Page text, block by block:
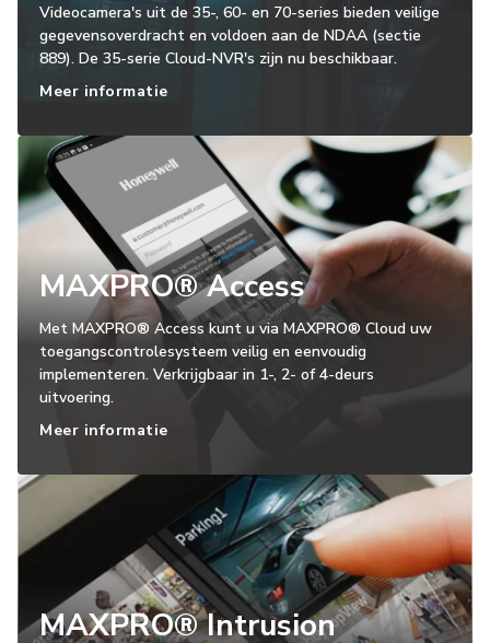
Videocamera's uit de 35-, 60- en 70-series bieden veilige
gegevensoverdracht en voldoen aan de NDAA (sectie
889). De 35-serie Cloud-NVR's zijn nu beschikbaar.
Meer informatie
MAXPRO® Access
Met MAXPRO® Access kunt u via MAXPRO® Cloud uw
toegangscontrolesysteem veilig en eenvoudig
implementeren. Verkrijgbaar in 1-, 2- of 4-deurs
uitvoering.
Meer informatie
MAXPRO® Intrusion